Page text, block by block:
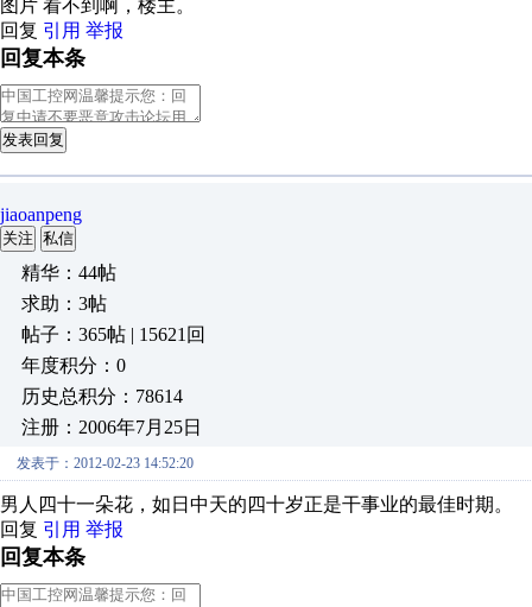
图片 看不到啊，楼主。
回复 引用 举报
回复本条
发表回复
jiaoanpeng
关注 私信
精华：44帖
求助：3帖
帖子：365帖 | 15621回
年度积分：0
历史总积分：78614
注册：2006年7月25日
发表于：2012-02-23 14:52:20
男人四十一朵花，如日中天的四十岁正是干事业的最佳时期。
回复 引用 举报
回复本条